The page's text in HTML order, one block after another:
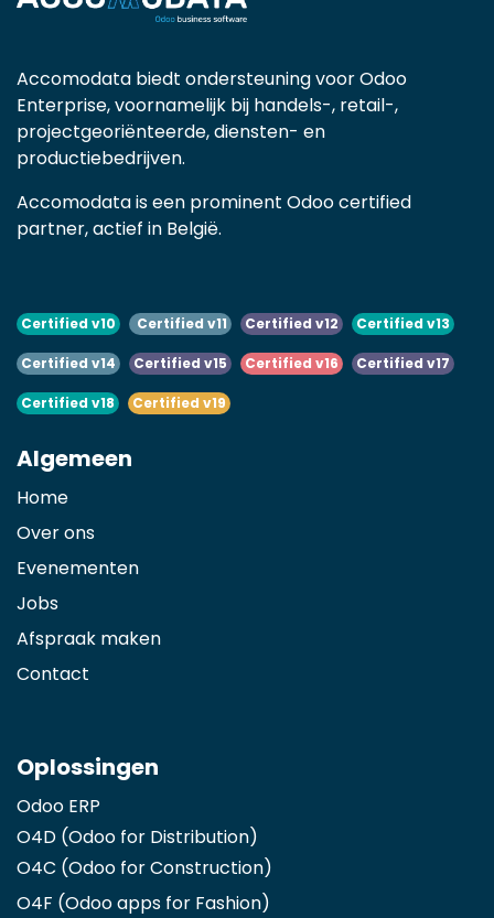
Accomodata biedt ondersteuning voor Odoo
Enterprise, voornamelijk bij handels-, retail-,
projectgeoriënteerde, diensten- en
productiebedrijven.
Accomodata is een prominent Odoo certified
partner, actief in België.
Certified v10 Certified v11 Certified v12 Certified v13
Certified v14 Certified v15 Certified v16 Certified v17
Certified v18 Certified v19
Algemeen
Home
Over ons
Evenementen
Jobs
Afspraak maken
Contact
Oplossingen
Odoo ERP
O4D (Odoo for Distribution)
O4C (Odoo for Construction)
O4F (Odoo apps for Fashion)